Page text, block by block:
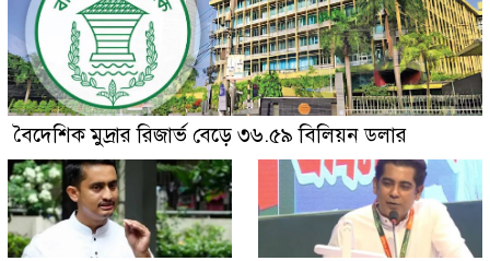
বৈদেশিক মুদ্রার রিজার্ভ বেড়ে ৩৬.৫৯ বিলিয়ন ডলার